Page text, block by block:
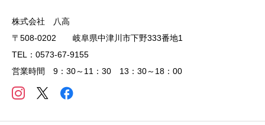
株式会社 八高
〒508-0202 岐阜県中津川市下野333番地1
TEL：0573-67-9155
営業時間 9：30～11：30 13：30～18：00